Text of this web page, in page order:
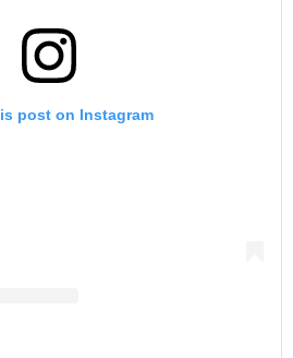
post on Instagram